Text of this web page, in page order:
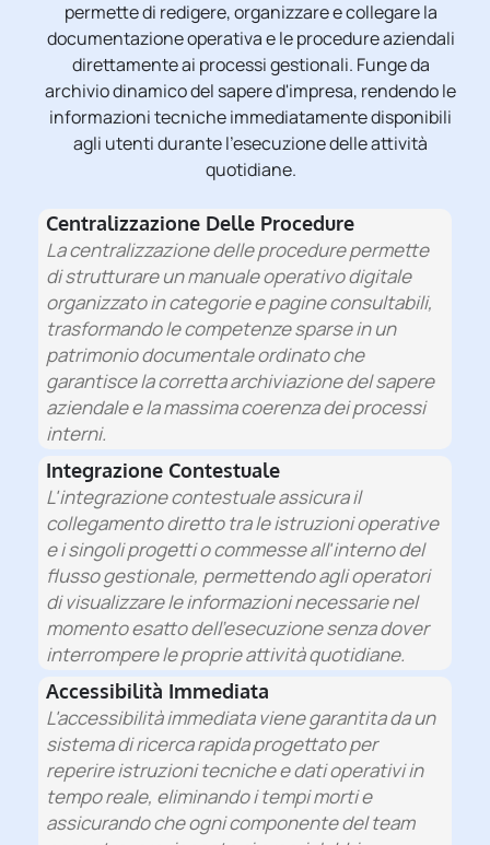
permette di redigere, organizzare e collegare la
documentazione operativa e le procedure aziendali
direttamente ai processi gestionali. Funge da
archivio dinamico del sapere d'impresa, rendendo le
informazioni tecniche immediatamente disponibili
agli utenti durante l'esecuzione delle attività
quotidiane.
Centralizzazione Delle Procedure
La centralizzazione delle procedure permette
di strutturare un manuale operativo digitale
organizzato in categorie e pagine consultabili,
trasformando le competenze sparse in un
patrimonio documentale ordinato che
garantisce la corretta archiviazione del sapere
aziendale e la massima coerenza dei processi
interni.
Integrazione Contestuale
L'integrazione contestuale assicura il
collegamento diretto tra le istruzioni operative
e i singoli progetti o commesse all'interno del
flusso gestionale, permettendo agli operatori
di visualizzare le informazioni necessarie nel
momento esatto dell'esecuzione senza dover
interrompere le proprie attività quotidiane.
Accessibilità Immediata
L'accessibilità immediata viene garantita da un
sistema di ricerca rapida progettato per
reperire istruzioni tecniche e dati operativi in
tempo reale, eliminando i tempi morti e
assicurando che ogni componente del team